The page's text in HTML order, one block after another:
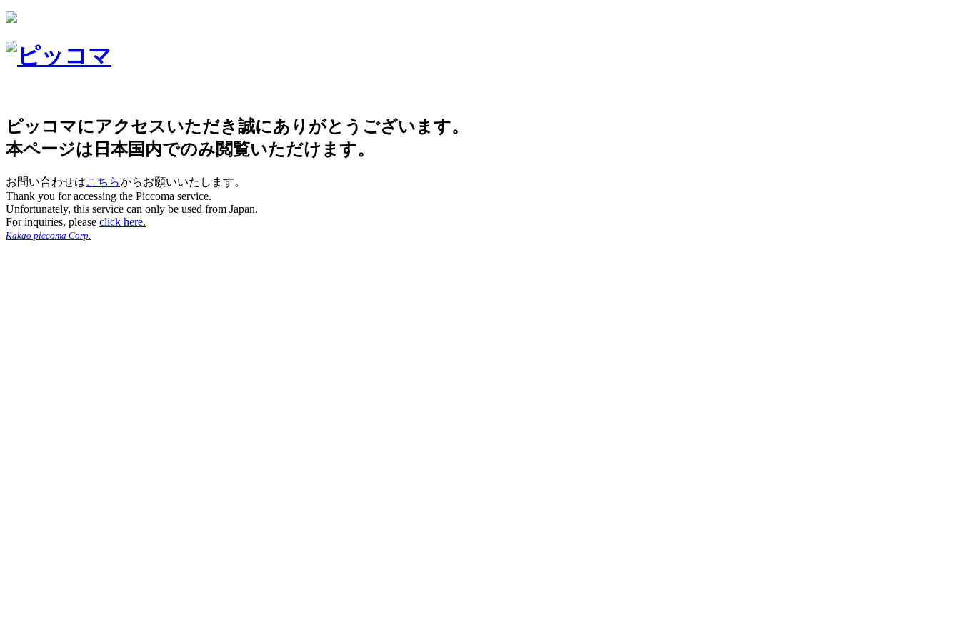
ピッコマにアクセスいただき誠にありがとうございます。
本ページは日本国内でのみ閲覧いただけます。
お問い合わせはこちらからお願いいたします。
Thank you for accessing the Piccoma service.
Unfortunately, this service can only be used from Japan.
For inquiries, please click here.
Kakao piccoma Corp.